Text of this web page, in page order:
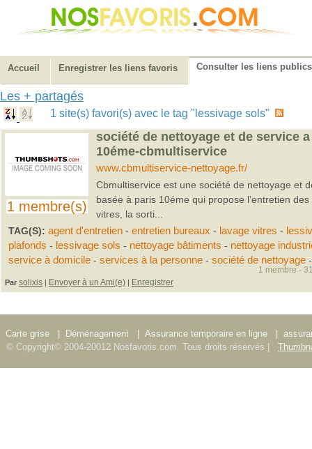
Accueil Enregistrer les liens favoris Consulter les liens publics
Les + partagés
1 site(s) favori(s) avec le tag "lessivage sols"
1 membre(s)
société de nettoyage et de service
10éme-cbmultiservice
www.cbmultiservice-nettoyage.fr/
Cbmultiservice est une société de nettoyage et
basée à paris 10éme qui propose l’entretien
vitres, la sorti...
TAG(S): agent d'entretien - entretien bureaux - lavage vitres -
plafonds - lessivage sols - nettoyage bâtiments - nettoyage
service à domicile - services à la personne - société de nettoyage -
Par solixis | Envoyer à un Ami(e) | Enregistrer
1 membre -
Carte grise Déménagement Assurance temporaire en ligne
© Copyright© 2004-20012 Nosfavoris.com. Tous droits réservés |